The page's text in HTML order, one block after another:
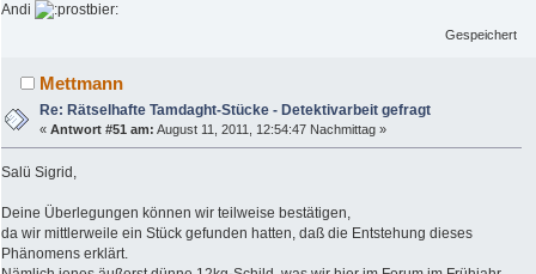
Andi
Gespeichert
Mettmann
Re: Rätselhafte Tamdaght-Stücke - Detektivarbeit gefragt
«Antwort #51 am: August 11, 2011, 12:54:47 Nachmittag »
Salü Sigrid,
Deine Überlegungen können wir teilweise bestätigen,
da wir mittlerweile ein Stück gefunden hatten, daß die Entstehung dieses
Phänomens erklärt.